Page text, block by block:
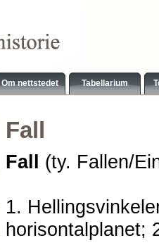
Om nettstedet Tabellarium
Fall
Fall (ty. Fallen/
1.
horisontalplanet;